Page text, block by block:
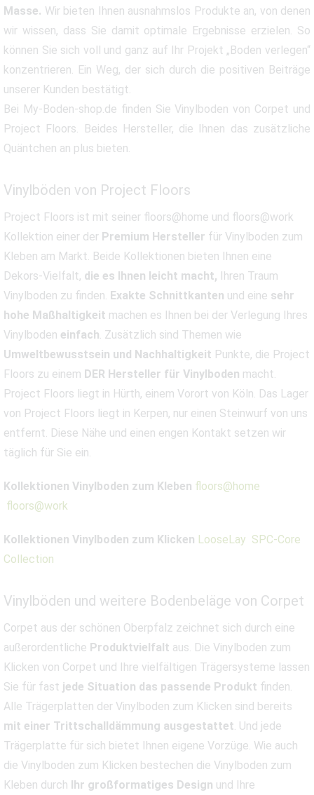
Masse. Wir bieten Ihnen ausnahmslos Produkte an, von denen
wir wissen, dass Sie damit optimale Ergebnisse erzielen. So
können Sie sich voll und ganz auf Ihr Projekt „Boden verlegen“
konzentrieren. Ein Weg, der sich durch die positiven Beiträge
unserer Kunden bestätigt.
Bei My-Boden-shop.de finden Sie Vinylboden von Corpet und
Project Floors. Beides Hersteller, die Ihnen das zusätzliche
Quäntchen an plus bieten.
Vinylböden von Project Floors
Project Floors ist mit seiner floors@home und floors@work
Kollektion einer der Premium Hersteller für Vinylboden zum
Kleben am Markt. Beide Kollektionen bieten Ihnen eine
Dekors-Vielfalt, die es Ihnen leicht macht, Ihren Traum
Vinylboden zu finden. Exakte Schnittkanten und eine sehr
hohe Maßhaltigkeit machen es Ihnen bei der Verlegung Ihres
Vinylboden einfach. Zusätzlich sind Themen wie
Umweltbewusstsein und Nachhaltigkeit Punkte, die Project
Floors zu einem DER Hersteller für Vinylboden macht.
Project Floors liegt in Hürth, einem Vorort von Köln. Das Lager
von Project Floors liegt in Kerpen, nur einen Steinwurf von uns
entfernt. Diese Nähe und einen engen Kontakt setzen wir
täglich für Sie ein.
Kollektionen Vinylboden zum Kleben floors@home
floors@work
Kollektionen Vinylboden zum Klicken LooseLay SPC-Core
Collection
Vinylböden und weitere Bodenbeläge von Corpet
Corpet aus der schönen Oberpfalz zeichnet sich durch eine
außerordentliche Produktvielfalt aus. Die Vinylboden zum
Klicken von Corpet und Ihre vielfältigen Trägersysteme lassen
Sie für fast jede Situation das passende Produkt finden.
Alle Trägerplatten der Vinylboden zum Klicken sind bereits
mit einer Trittschalldämmung ausgestattet. Und jede
Trägerplatte für sich bietet Ihnen eigene Vorzüge. Wie auch
die Vinylboden zum Klicken bestechen die Vinylboden zum
Kleben durch
Ihr großformatiges Design und Ihre